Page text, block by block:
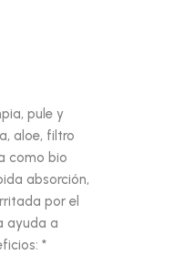
pule y
aloe, filtro
como bio
absorción,
por el
ayuda a
*